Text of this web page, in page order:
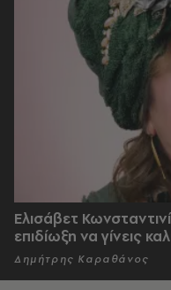
Ελισάβετ
επιδίωξη να γίνεις
Δημήτρης Καραθάνος